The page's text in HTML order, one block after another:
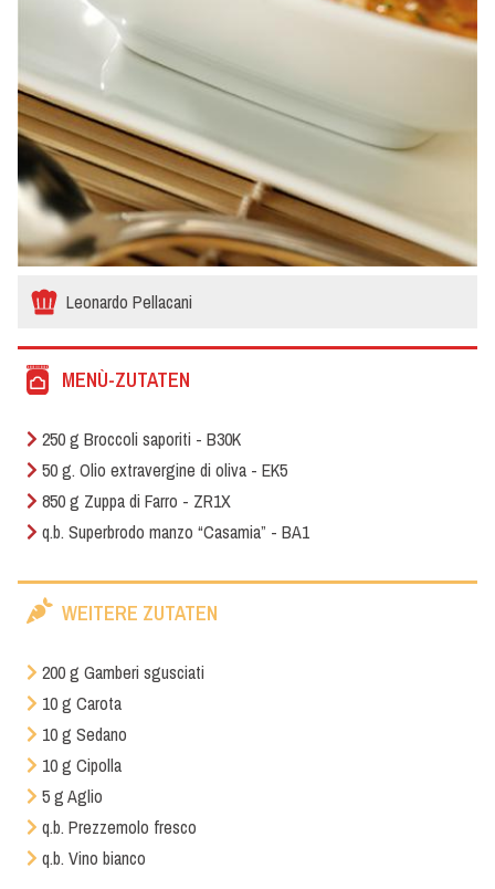
Leonardo Pellacani
MENÙ-ZUTATEN
250 g Broccoli saporiti - B30K
50 g. Olio extravergine di oliva - EK5
850 g Zuppa di Farro - ZR1X
q.b. Superbrodo manzo “Casamia” - BA1
WEITERE ZUTATEN
200 g Gamberi sgusciati
10 g Carota
10 g Sedano
10 g Cipolla
5 g Aglio
q.b. Prezzemolo fresco
q.b. Vino bianco